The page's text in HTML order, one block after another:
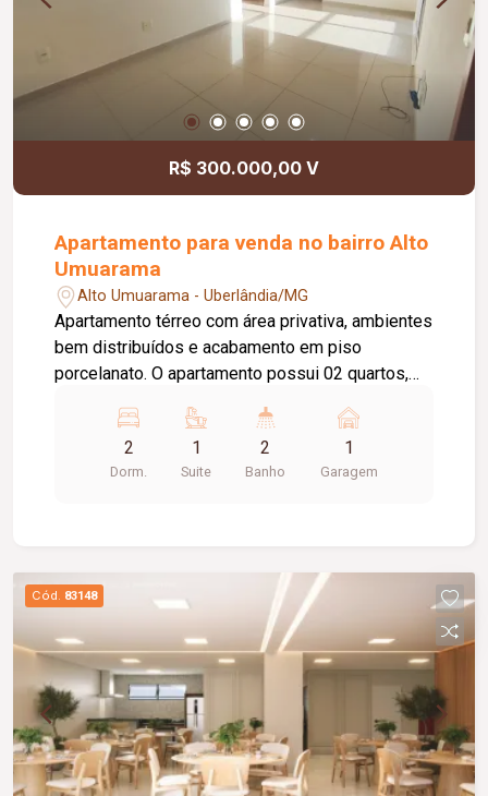
R$ 300.000,00 V
Apartamento para venda no bairro Alto
Umuarama
Alto Umuarama - Uberlândia/MG
Apartamento térreo com área privativa, ambientes
bem distribuídos e acabamento em piso
porcelanato. O apartamento possui 02 quartos,
área de serviço e banheiro social com box. Conta
ainda com varanda gourmet, proporcionando mais
conforto e praticidade para momentos de lazer,
2
Dorm.
1
Suite
2
Banho
1
Garagem
Cód. 83148